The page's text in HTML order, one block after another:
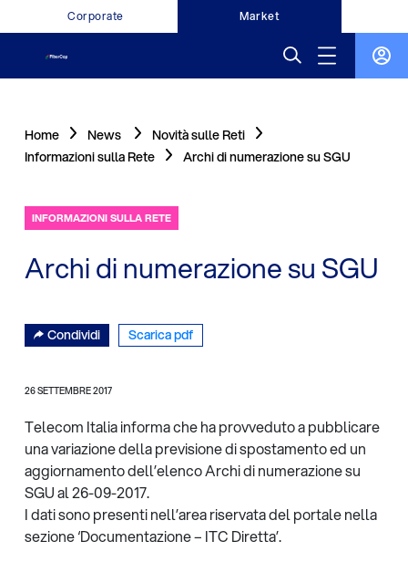
Corporate Market
Home News
Novità sulle Reti
Informazioni sulla Rete
Archi di numerazione su SGU
INFORMAZIONI SULLA RETE
Archi di numerazione su SGU
Condividi Scarica pdf
26 SETTEMBRE 2017
Telecom Italia informa che ha provveduto a pubblicare
una variazione della previsione di spostamento ed un
aggiornamento dell’elenco Archi di numerazione su
SGU al 26-09-2017.
I dati sono presenti nell’area riservata del portale nella
sezione ‘Documentazione – ITC Diretta’.